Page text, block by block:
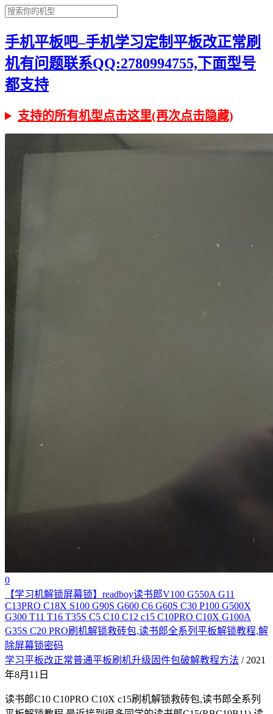
手机平板吧–手机学习定制平板改正常刷
机有问题联系QQ:2780994755,下面型号
都支持
支持的所有机型点击这里(再次点击隐藏)
0
【学习机解锁屏幕锁】readboy读书郎V100 G550A G11
C13PRO C18X S100 G90S G600 C6 G60S C30 P100 G500X
G300 T11 T16 T35S C5 C10 C12 c15 C10PRO C10X G100A
G35S C20 PRO刷机解锁救砖包,读书郎全系列平板解锁教程,解
除屏幕锁密码
学习平板改正常普通平板刷机升级固件包破解教程方法 / 2021
年8月11日
读书郎C10 C10PRO C10X c15刷机解锁救砖包,读书郎全系列